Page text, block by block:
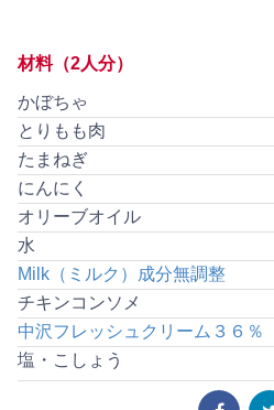
材料（2人分）
かぼちゃ
とりもも肉
たまねぎ
にんにく
オリーブオイル
水
Milk（ミルク）成分無調整
チキンコンソメ
中沢フレッシュクリーム３６％
塩・こしょう